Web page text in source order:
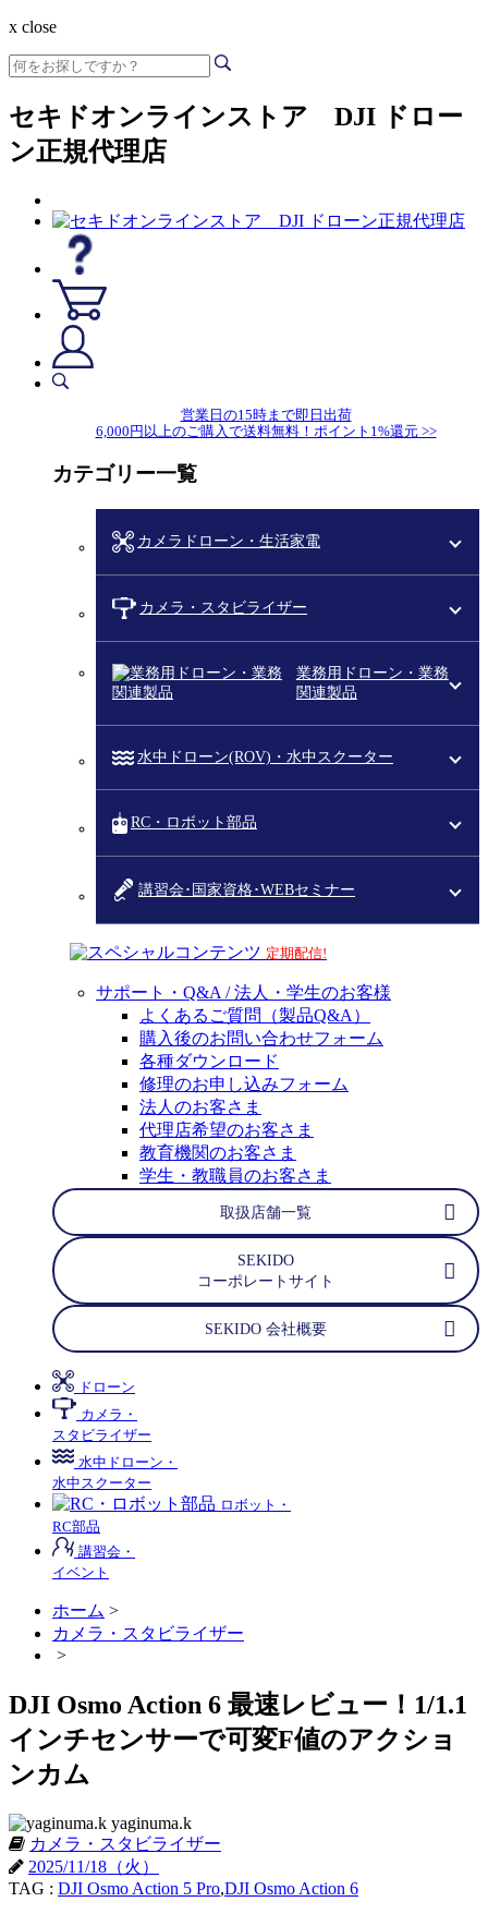
x close
セキドオンラインストア DJI ドロー
ン正規代理店
営業日の15時まで即日出荷
6,000円以上のご購入で送料無料！ポイント1%還元 >>
カテゴリー一覧
カメラドローン・生活家電
カメラ・スタビライザー
業務用ドローン・業務
関連製品
水中ドローン(ROV)・水中スクーター
RC・ロボット部品
講習会･国家資格･WEBセミナー
スペシャルコンテンツ 定期配信!
サポート・Q&A / 法人・学生のお客様
よくあるご質問（製品Q&A）
購入後のお問い合わせフォーム
各種ダウンロード
修理のお申し込みフォーム
法人のお客さま
代理店希望のお客さま
教育機関のお客さま
学生・教職員のお客さま
取扱店舗一覧
SEKIDO
コーポレートサイト
SEKIDO 会社概要
ドローン
カメラ・
スタビライザー
水中ドローン・
水中スクーター
ロボット・
RC部品
講習会・
イベント
ホーム >
カメラ・スタビライザー
>
DJI Osmo Action 6 最速レビュー！1/1.1
インチセンサーで可変F値のアクショ
ンカム
yaginuma.k
カメラ・スタビライザー
2025/11/18（火）
TAG : DJI Osmo Action 5 Pro,DJI Osmo Action 6